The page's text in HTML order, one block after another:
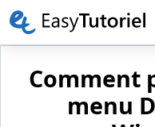
Comment
menu